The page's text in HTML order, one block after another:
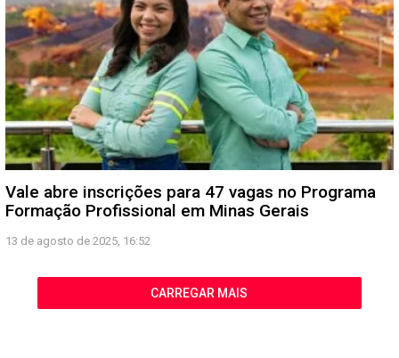
Vale abre inscrições para 47 vagas no Programa
Formação Profissional em Minas Gerais
13 de agosto de 2025, 16:52
CARREGAR MAIS